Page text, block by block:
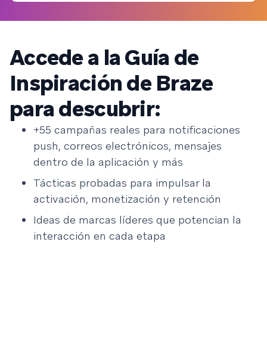
Accede a la Guía de
Inspiración de Braze
para descubrir:
+55 campañas reales para notificaciones
push, correos electrónicos, mensajes
dentro de la aplicación y más
Tácticas probadas para impulsar la
activación, monetización y retención
Ideas de marcas líderes que potencian la
interacción en cada etapa